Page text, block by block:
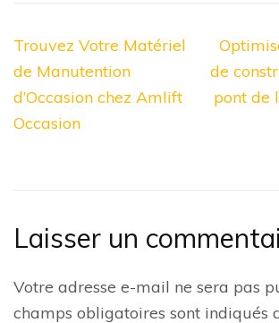
Navigation
de
l’article
Trouvez Votre Matériel
de Manutention
d’Occasion chez Amlift
Occasion
de
pont de
Laisser un
Votre adresse e-mail ne sera pas
champs obligatoires sont indiqués